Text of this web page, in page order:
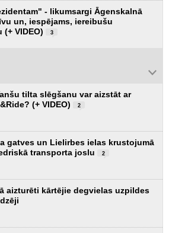
- likumsargi Āgenskalnā
un, iespējams, iereibušu
VIDEO)
3
tilta slēgšanu var aizstāt ar
(+ VIDEO)
2
gatves un Lielirbes ielas krustojumā
transporta joslu
2
aizturēti kārtējie degvielas uzpildes